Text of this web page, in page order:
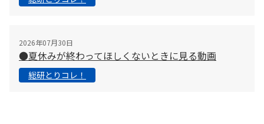
2026年07月30日
●夏休みが終わってほしくないときに見る動画
総研とりコレ！